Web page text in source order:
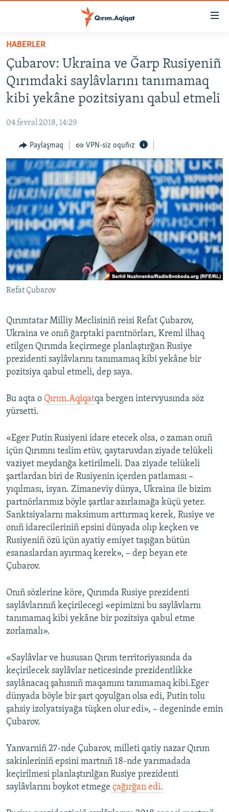
Esas
qaytmaq
Baş
navigatsiyağa
qaytmaq
Qıdıruvğa
HABERLER
SİYASET
İQTİSADİYAT
MEDENİYET
İNSAN AQLARI
VİDEO
SÜRET
BLOGLAR
FİKİR
Русский
Українською
QOŞULIÑIZ!
RFE/RS bütün saytları
HABERLER
Çubarov: Ukraina ve Ğarp Rusiyeniñ
Qırımdaki saylâvlarını tanımamaq
kibi yekâne pozitsiyanı qabul etmeli
04 fevral 2018, 14:29
Paylaşmaq VPN-siz oquñız
Refat Çubarov
Qırımtatar Milliy Meclisiniñ reisi Refat Çubarov,
Ukraina ve onıñ ğarptaki parntnörları, Kreml ilhaq
etilgen Qırımda keçirmege planlaştırğan Rusiye
prezidenti saylâvlarını tanımamaq kibi yekâne bir
pozitsiya qabul etmeli, dep saya.
Bu aqta o Qırım.Aqiqatqa bergen intervyusında söz
yürsetti.
«Eger Putin Rusiyeni idare etecek olsa, o zaman onıñ
içün Qırımnı teslim etüv, qaytaruvdan ziyade telükeli
vaziyet meydanğa ketirilmeli. Daa ziyade telükeli
şartlardan biri de Rusiyenin içerden patlaması –
yıqılması, isyan. Zimaneviy dünya, Ukraina ile bizim
partnörlarımız böyle şartlar azırlamağa küçü yeter.
Sanktsiyalarnı maksimum arttırmaq kerek, Rusiye ve
onıñ idarecileriniñ epsini dünyada olıp keçken ve
Rusiyeniñ özü içün ayatiy emiyet taşığan bütün
esanaslardan ayırmaq kerek», – dep beyan ete
Çubarov.
Onıñ sözlerine köre, Qırımda Rusiye prezidenti
saylâvlarınıñ keçirilecegi «epimizni bu saylâvlarnı
tanımamaq kibi yekâne bir pozitsiya qabul etme
zorlamalı».
«Saylâvlar ve hususan Qırım territoriyasında da
keçirilecek saylâvlar neticesinde prezidentlikke
saylânacaq şahısnıñ maqamını tanımamaq kibi.Eger
dünyada böyle bir şart qoyulğan olsa edi, Putin tolu
şahsiy izolyatsiyağa tüşken olur edi», – degeninde emin
Çubarov.
Yanvarniñ 27-nde Çubarov, milleti qatiy nazar Qırım
sakinleriniñ epsini martnıñ 18-nde yarımadada
keçirilmesi planlaştırılğan Rusiye prezidenti
saylâvlarını boykot etmege çağırğan edi.